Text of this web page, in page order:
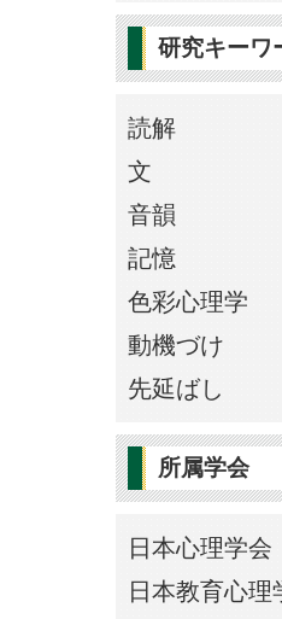
研究キーワ
読解
文
音韻
記憶
色彩心理学
動機づけ
先延ばし
所属学会
日本心理学会
日本教育心理